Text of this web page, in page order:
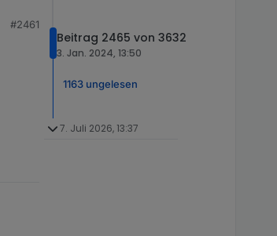
#2461
Beitrag 2465 von 3632
3. Jan. 2024, 13:50
1163 ungelesen
7. Juli 2026, 13:37